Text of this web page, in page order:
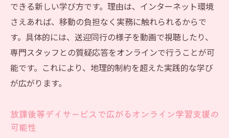
できる新しい学び方です。理由は、インターネット環境
さえあれば、移動の負担なく実務に触れられるからで
す。具体的には、送迎同行の様子を動画で視聴したり、
専門スタッフとの質疑応答をオンラインで行うことが可
能です。これにより、地理的制約を超えた実践的な学び
が広がります。
放課後等デイサービスで広がるオンライン学習支援の
可能性